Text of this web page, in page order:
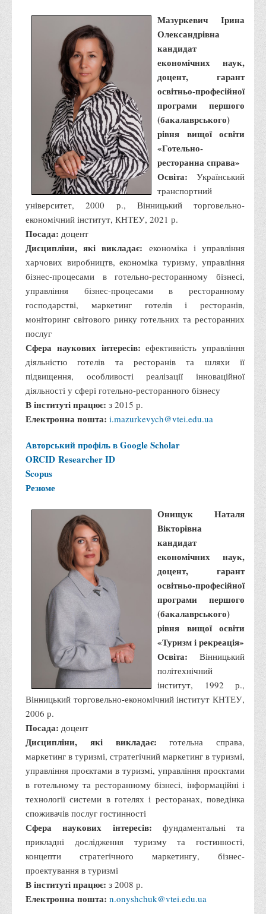
Реєстр вибіркових дисциплін
Бази практик
Студентське наукове товариство «ВАТРА»
ТОП-20 кращих студентів
ТОП-20 кращих студентів 2025
ТОП-20 кращих студентів 2024
ТОП-20 кращих студентів 2023
ТОП-20 кращих студентів 2022
ТОП-20 кращих студентів 2021
ТОП-20 кращих студентів 2020
ТОП-20 кращих студентів 2019
ТОП-20 кращих студентів 2018
ТОП-20 кращих студентів 2017
Вступнику
Чому варто обирати ВТЕІ?
Етапи вступної кампанії 2026
Перелік спеціальностей, освітніх програм
Перелік документів
Обсяги державного замовлення
Розклади проведення вступних випробувань та співбесід
Розмір плати за надання освітніх послуг на 2026-2027 н.р.
Положення про приймальну комісію
Рішення приймальної комісії
Порядок прийому
Правила прийому на навчання
Програми вступних випробувань
Перелік предметних тестів єдиного вступного фахового
випробування для вступу для здобуття ступеня магістра на
основі НРК6, НРК7
Положення про організацію та проведення вступних
випробувань
Відеозаписи вступних випробувань
Вступникам з ТОТ
Як обрати спеціальність: 10 порад вступникам
Ми в Telegram
Життя інституту
Рада студентського самоврядування
Студентський туристичний клуб "Way to Freedom"
Студентське наукове товариство «ВАТРА»
Асоціація випускників та друзів
Анкета випускника 2020-2026 років
Анкета випускника минулих років
Первинна профспілкова організація
Бізнес-школа
Юридична клініка
Мазуркевич Ірина
Олександрівна
кандидат
економічних наук,
доцент, гарант
освітньо-професійної
програми першого
(бакалаврського)
рівня вищої освіти
«Готельно-
ресторанна справа»
Освіта: Український
транспортний
університет, 2000 р., Вінницький торговельно-
економічний інститут, КНТЕУ, 2021 р.
Посада: доцент
Дисципліни, які викладає: економіка і управління
харчових виробництв, економіка туризму, управління
бізнес-процесами в готельно-ресторанному бізнесі,
управління бізнес-процесами в ресторанному
господарстві, маркетинг готелів і ресторанів,
моніторинг світового ринку готельних та ресторанних
послуг
Сфера наукових інтересів: ефективність управління
діяльністю готелів та ресторанів та шляхи її
підвищення, особливості реалізації інноваційної
діяльності у сфері готельно-ресторанного бізнесу
В інституті працює: з 2015 р.
Електронна пошта: i.mazurkevych@vtei.edu.ua
Авторський профіль в Google Scholar
ORCID Researcher ID
Scopus
Резюме
Онищук Наталя
Вікторівна
кандидат
економічних наук,
доцент, гарант
освітньо-професійної
програми першого
(бакалаврського)
рівня вищої освіти
«Туризм і рекреація»
Освіта: Вінницький
політехнічний
інститут, 1992 р.,
Вінницький торговельно-економічний інститут КНТЕУ,
2006 р.
Посада: доцент
Дисципліни, які викладає:готельна справа,
маркетинг в туризмі, стратегічний маркетинг в туризмі,
управління проєктами в туризмі, управління проєктами
в готельному та ресторанному бізнесі, інформаційні і
технології системи в готелях і ресторанах, поведінка
споживачів послуг гостинності
Сфера наукових інтересів: фундаментальні та
прикладні дослідження туризму та гостинності,
концепти стратегічного маркетингу, бізнес-
проектування в туризмі
В інституті працює: з 2008 р.
Електронна пошта: n.onyshchuk@vtei.edu.ua